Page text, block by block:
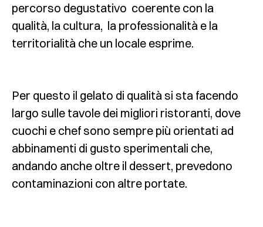
percorso degustativo coerente con la
qualità, la cultura, la professionalità e la
territorialità che un locale esprime.
Per questo il gelato di qualità si sta facendo
largo sulle tavole dei migliori ristoranti, dove
cuochi e chef sono sempre più orientati ad
abbinamenti di gusto sperimentali che,
andando anche oltre il dessert, prevedono
contaminazioni con altre portate.